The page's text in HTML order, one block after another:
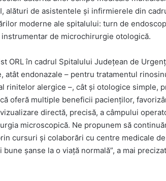
alături de asistentele și infirmierele din
moderne ale spitalului: turn de
de microchirurgie otologică.
ORL în cadrul Spitalului Județean de
atât endonazale – pentru tratamentul
rinitelor alergice –, cât și otologice simple,
oferă multiple beneficii pacienților,
directă, precisă, a câmpului
microscopică. Ne propunem să
cursuri și colaborări cu centre medicale
șanse la o viață normală”, a mai